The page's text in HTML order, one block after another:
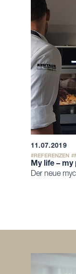
11.07.2019
REFERENZEN
My life –
Der neue